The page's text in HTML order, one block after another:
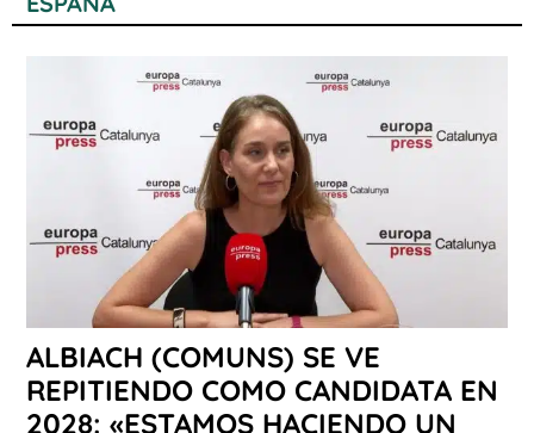
ALBIACH (COMUNS) SE VE
REPITIENDO COMO CANDIDATA EN
2028: «ESTAMOS HACIENDO UN